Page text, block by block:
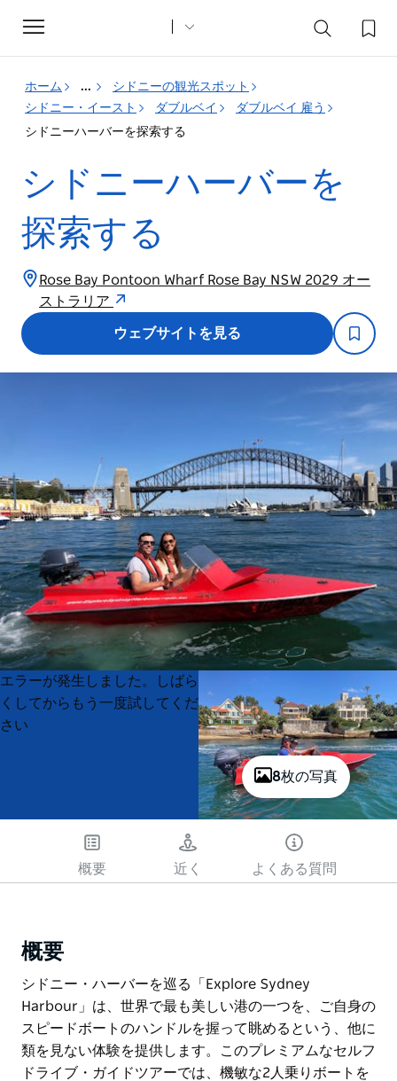
Toggle
navigation
ホーム ...
シドニーの観光スポット
シドニー・イースト
ダブルベイ
ダブルベイ 雇う
シドニーハーバーを探索する
シドニーハーバーを
探索する
Rose Bay Pontoon Wharf Rose Bay NSW 2029 オー
ストラリア
ウェブサイトを見る
8枚の写真
Product
List
Product
List
エラーが発生しました。しばら
くしてからもう一度試してくだ
さい
概要 近く よくある質問
概要
シドニー・ハーバーを巡る「Explore Sydney
Harbour」は、世界で最も美しい港の一つを、ご自身の
スピードボートのハンドルを握って眺めるという、他に
類を見ない体験を提供します。このプレミアムなセルフ
ドライブ・ガイドツアーでは、機敏な2人乗りボートを